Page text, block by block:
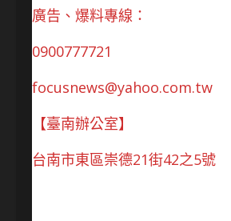
廣告、爆料專線：
0900777721
focusnews@yahoo.com.tw
【臺南辦公室】
台南市東區崇德21街42之5號